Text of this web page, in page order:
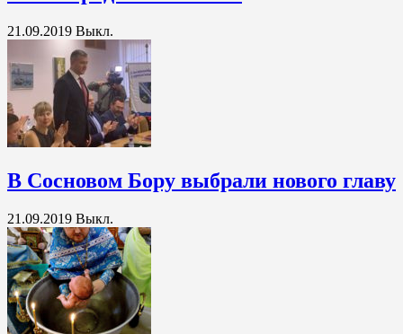
21.09.2019 Выкл.
В Сосновом Бору выбрали нового главу
21.09.2019 Выкл.